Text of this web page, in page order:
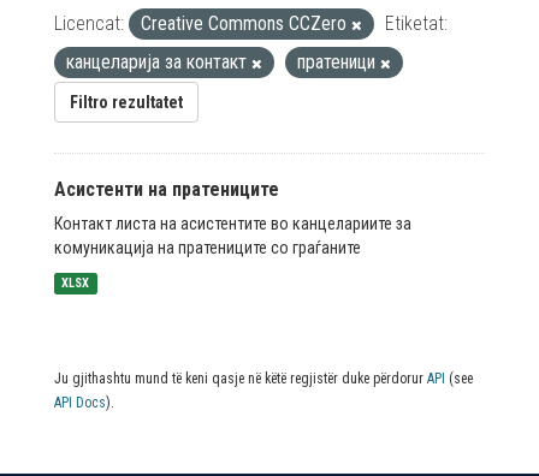
Licencat: Creative Commons CCZero
Etiketat:
канцеларија за контакт
пратеници
Filtro rezultatet
Асистенти на пратениците
Контакт листа на асистентите во канцелариите за
комуникација на пратениците со граѓаните
XLSX
Ju gjithashtu mund të keni qasje në këtë regjistër duke përdorur API (see
API Docs).